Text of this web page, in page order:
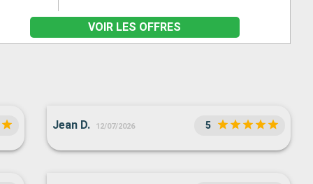
VOIR LES OFFRES
Jean D. 12/07/2026 5